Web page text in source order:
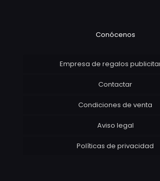
Conócenos
Empresa de regalos
Contactar
Condiciones de venta
Aviso legal
Políticas de privacidad